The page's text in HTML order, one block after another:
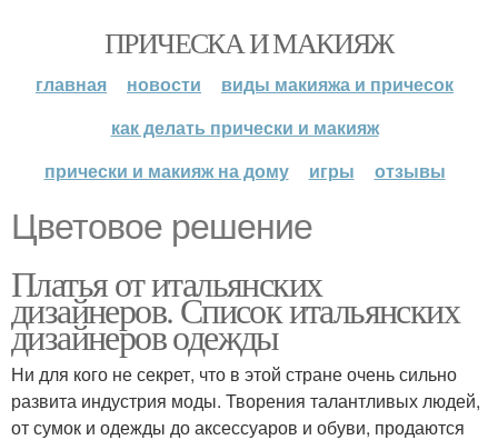
ПРИЧЕСКА И МАКИЯЖ
главная новости
виды макияжа и причесок
как делать прически и макияж
прически и макияж на дому
игры отзывы
Цветовое решение
Платья от итальянских
дизайнеров. Список итальянских
дизайнеров одежды
Ни для кого не секрет, что в этой стране очень сильно
развита индустрия моды. Творения талантливых людей,
от сумок и одежды до аксессуаров и обуви, продаются